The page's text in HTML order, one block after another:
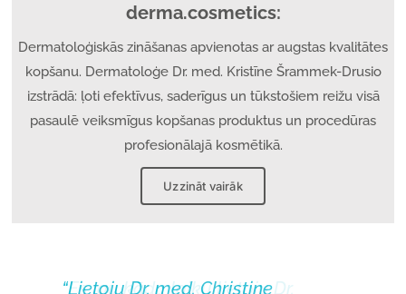
derma.cosmetics:
Dermatoloģiskās zināšanas apvienotas ar augstas kvalitātes
kopšanu. Dermatoloģe Dr. med. Kristīne Šrammek-Drusio
izstrādā: ļoti efektīvus, saderīgus un tūkstošiem reižu visā
pasaulē veiksmīgus kopšanas produktus un procedūras
profesionālajā kosmētikā.
Uzzināt vairāk
“Es jau kādu laiku lietoju Dr.
“Patīk visiem klientiem, isaku
“Lietoju Dr. med. Christine